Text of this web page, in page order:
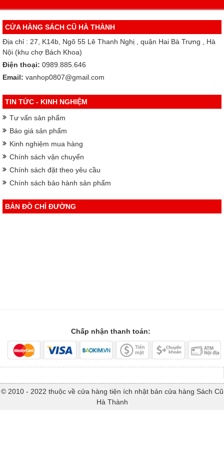
CỬA HÀNG SÁCH CŨ HÀ THÀNH
Địa chỉ : 27, K14b, Ngõ 55 Lê Thanh Nghị , quận Hai Bà Trưng , Hà
Nội (khu chợ Bách Khoa)
Điện thoại: 0989.885.646
Email: vanhop0807@gmail.com
TIN TỨC - KINH NGHIỆM
Tư vấn sản phẩm
Báo giá sản phẩm
Kinh nghiệm mua hàng
Chính sách vận chuyển
Chính sách đặt theo yêu cầu
Chính sách bảo hành sản phẩm
BẢN ĐỒ CHỈ ĐƯỜNG
Chấp nhận thanh toán:
© 2010 - 2022 thuộc về cửa hàng tiện ích nhật bản cửa hàng Sách Cũ
Hà Thành